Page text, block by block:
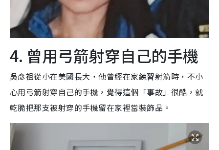
4. 曾用弓箭射穿自己的手機
吳彥祖從小在美國長大，他曾經在家練習射箭時，不小
心用弓箭射穿自己的手機，覺得這個「事故」很酷，就
乾脆把那支被射穿的手機留在家裡當裝飾品。